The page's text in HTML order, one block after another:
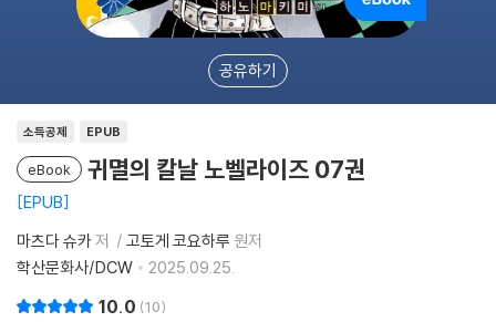
공유하기
소득공제 EPUB
eBook 귀멸의 칼날 노벨라이즈 07권
EPUB
마츠다 슈카저 고토게 코요하루 원저
학산문화사/DCW
2025.09.25.
10.0 10